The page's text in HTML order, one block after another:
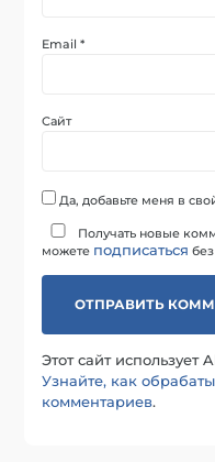
Email*
Сайт
Да, добавьте меня в
Получать новые
можете подписаться
Этот сайт
Узнайте, как
комментариев.